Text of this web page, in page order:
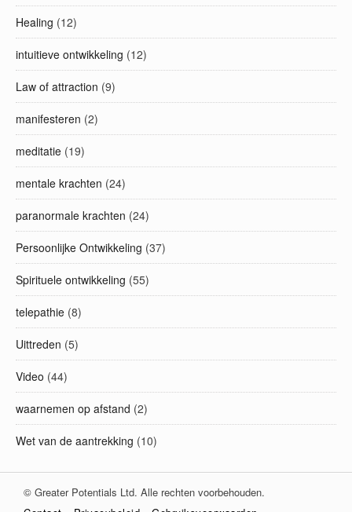
Healing (12)
intuitieve ontwikkeling (12)
Law of attraction (9)
manifesteren (2)
meditatie (19)
mentale krachten (24)
paranormale krachten (24)
Persoonlijke Ontwikkeling (37)
Spirituele ontwikkeling (55)
telepathie (8)
Uittreden (5)
Video (44)
waarnemen op afstand (2)
Wet van de aantrekking (10)
© Greater Potentials Ltd. Alle rechten voorbehouden.